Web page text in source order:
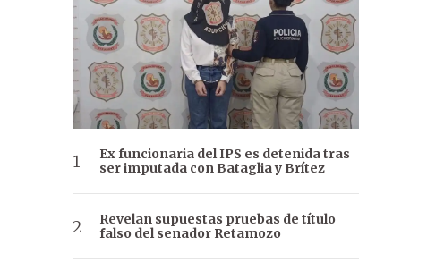
Ex funcionaria del IPS es detenida tras
ser imputada con Bataglia y Brítez
Revelan supuestas pruebas de título
falso del senador Retamozo